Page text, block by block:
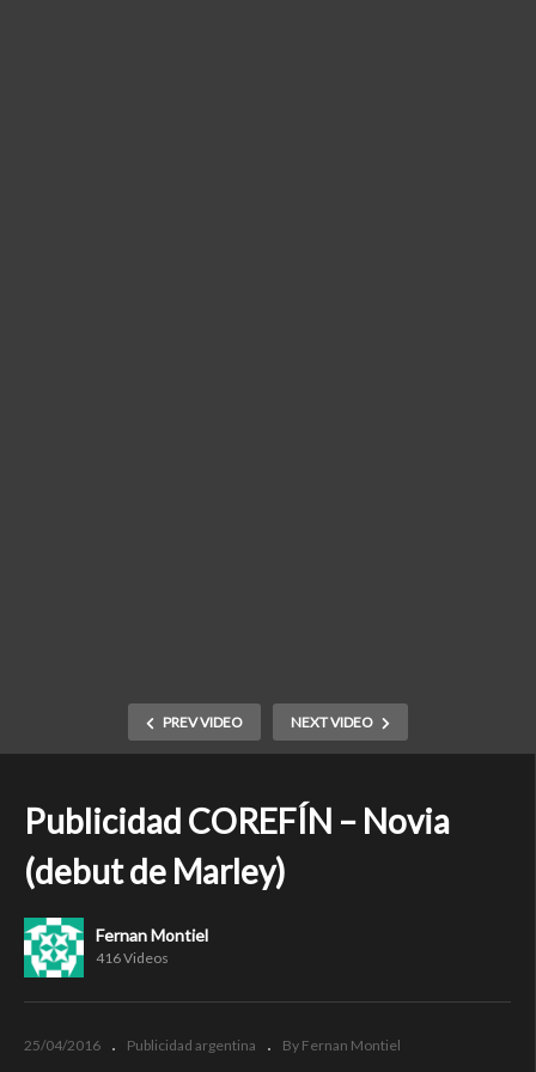
PREV VIDEO NEXT VIDEO
Publicidad COREFÍN – Novia
(debut de Marley)
Fernan Montiel
416 Videos
25/04/2016 Publicidad argentina By Fernan Montiel